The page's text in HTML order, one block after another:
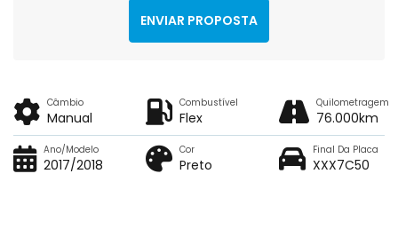
ENVIAR PROPOSTA
Câmbio
Manual
Combustível
Flex
Quilometragem
76.000km
Ano/Modelo
2017/2018
Cor
Preto
Final Da Placa
XXX7C50